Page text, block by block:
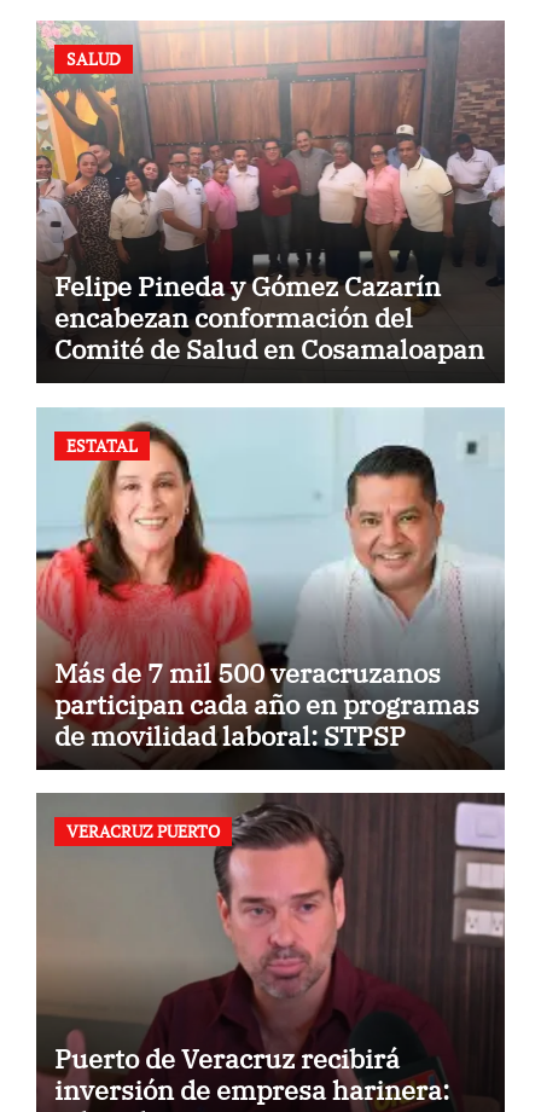
SALUD
Felipe Pineda y Gómez Cazarín
encabezan conformación del
Comité de Salud en Cosamaloapan
ESTATAL
Más de 7 mil 500 veracruzanos
participan cada año en programas
de movilidad laboral: STPSP
VERACRUZ PUERTO
Puerto de Veracruz recibirá
inversión de empresa harinera: